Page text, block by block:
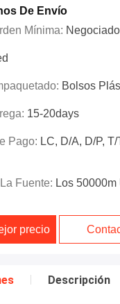
De Envío
Mínima: Negociado
Bolsos
15-20days
Pago: LC, D/A, D/P,
Fuente: Los
precio
Descripción